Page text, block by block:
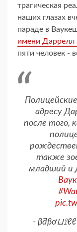
трагическая
наших глазах
параде в
имени
пяти человек -
адресу
после того,
также
младший и
-